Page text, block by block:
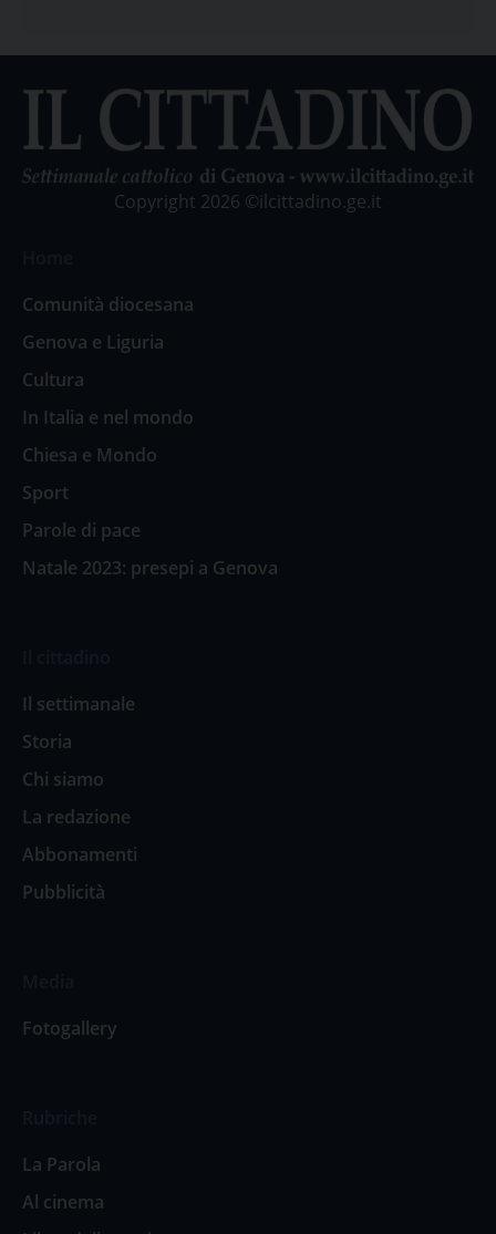
Copyright 2026 ©ilcittadino.ge.it
Comunità diocesana
Genova e Liguria
Cultura
In Italia e nel mondo
Chiesa e Mondo
Sport
Parole di pace
Natale 2023: presepi a Genova
Il settimanale
Storia
Chi siamo
La redazione
Abbonamenti
Pubblicità
Fotogallery
La Parola
Al cinema